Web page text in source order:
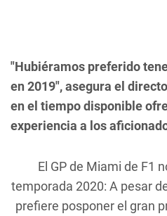
"Hubiéramos preferido
en 2019", asegura el
en el tiempo disponible
experiencia a los
El GP de Miami de F1
temporada 2020: A pesar
prefiere posponer el gran